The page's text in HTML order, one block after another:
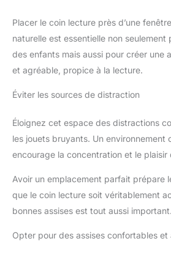
Placer le coin lecture près d’une
naturelle est essentielle non
des enfants mais aussi pour créer une
et agréable, propice à la lecture.
Éviter les sources de distraction
Éloignez cet espace des distractions
les jouets bruyants. Un environnement
encourage la concentration et le plaisir
Avoir un emplacement parfait prépare
que le coin lecture soit véritablement
bonnes assises est tout aussi important.
Opter pour des assises confortables et